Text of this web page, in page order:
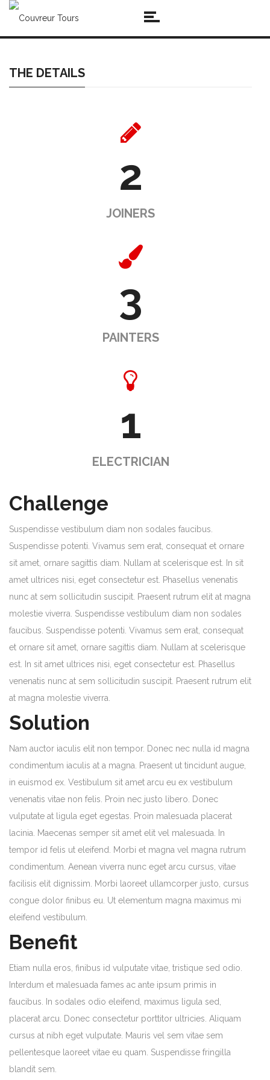
THE DETAILS
2
JOINERS
3
PAINTERS
1
ELECTRICIAN
Challenge
Suspendisse vestibulum diam non sodales faucibus.
Suspendisse potenti. Vivamus sem erat, consequat et ornare
sit amet, ornare sagittis diam. Nullam at scelerisque est. In sit
amet ultrices nisi, eget consectetur est. Phasellus venenatis
nunc at sem sollicitudin suscipit. Praesent rutrum elit at magna
molestie viverra. Suspendisse vestibulum diam non sodales
faucibus. Suspendisse potenti. Vivamus sem erat, consequat
et ornare sit amet, ornare sagittis diam. Nullam at scelerisque
est. In sit amet ultrices nisi, eget consectetur est. Phasellus
venenatis nunc at sem sollicitudin suscipit. Praesent rutrum elit
at magna molestie viverra.
Solution
Nam auctor iaculis elit non tempor. Donec nec nulla id magna
condimentum iaculis at a magna. Praesent ut tincidunt augue,
in euismod ex. Vestibulum sit amet arcu eu ex vestibulum
venenatis vitae non felis. Proin nec justo libero. Donec
vulputate at ligula eget egestas. Proin malesuada placerat
lacinia. Maecenas semper sit amet elit vel malesuada. In
tempor id felis ut eleifend. Morbi et magna vel magna rutrum
condimentum. Aenean viverra nunc eget arcu cursus, vitae
facilisis elit dignissim. Morbi laoreet ullamcorper justo, cursus
congue dolor finibus eu. Ut elementum magna maximus mi
eleifend vestibulum.
Benefit
Etiam nulla eros, finibus id vulputate vitae, tristique sed odio.
Interdum et malesuada fames ac ante ipsum primis in
faucibus. In sodales odio eleifend, maximus ligula sed,
placerat arcu. Donec consectetur porttitor ultricies. Aliquam
cursus at nibh eget vulputate. Mauris vel sem vitae sem
pellentesque laoreet vitae eu quam. Suspendisse fringilla
blandit sem.